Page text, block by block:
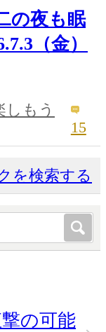
の夜も眠
（金）
もう
15
を検索する
の可能